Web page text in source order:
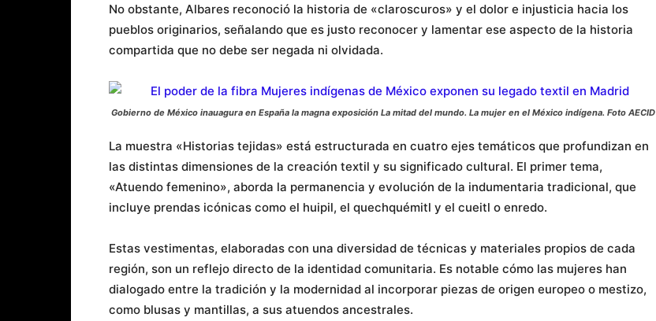
No obstante, Albares reconoció la historia de «claroscuros» y el dolor e injusticia hacia los
pueblos originarios, señalando que es justo reconocer y lamentar ese aspecto de la historia
compartida que no debe ser negada ni olvidada.
Gobierno de México inauagura en España la magna exposición La mitad del mundo. La mujer en el México indígena. Foto AECID
La muestra «Historias tejidas» está estructurada en cuatro ejes temáticos que profundizan en
las distintas dimensiones de la creación textil y su significado cultural. El primer tema,
«Atuendo femenino», aborda la permanencia y evolución de la indumentaria tradicional, que
incluye prendas icónicas como el huipil, el quechquémitl y el cueitl o enredo.
Estas vestimentas, elaboradas con una diversidad de técnicas y materiales propios de cada
región, son un reflejo directo de la identidad comunitaria. Es notable cómo las mujeres han
dialogado entre la tradición y la modernidad al incorporar piezas de origen europeo o mestizo,
como blusas y mantillas, a sus atuendos ancestrales.